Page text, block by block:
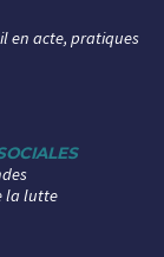
en acte, pratiques
la lutte